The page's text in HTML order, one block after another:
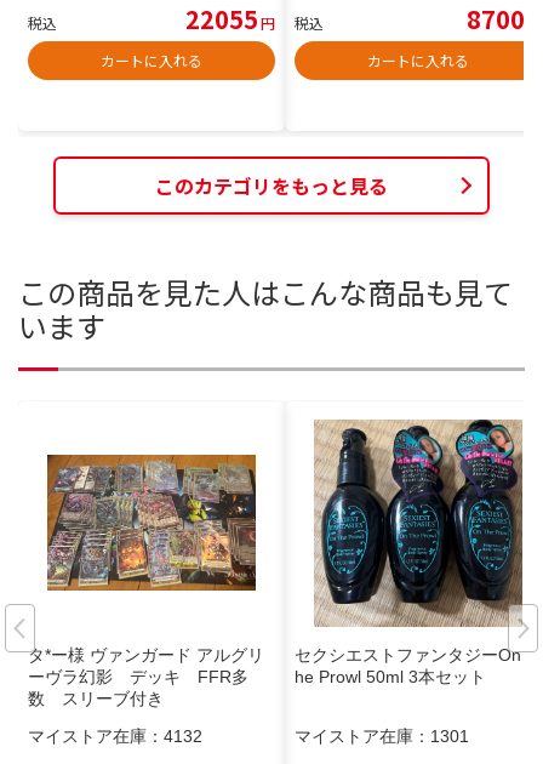
税込 22055円
カートに入れる
税込 8700
カートに入れる
このカテゴリをもっと見る
この商品を見た人はこんな商品も見て
います
タ*ー様 ヴァンガード アルグリ
ーヴラ幻影 デッキ FFR多
数 スリーブ付き
マイストア在庫： 4132
セクシエストファンタジーOn T
he Prowl 50ml 3本セット
マイストア在庫： 1301